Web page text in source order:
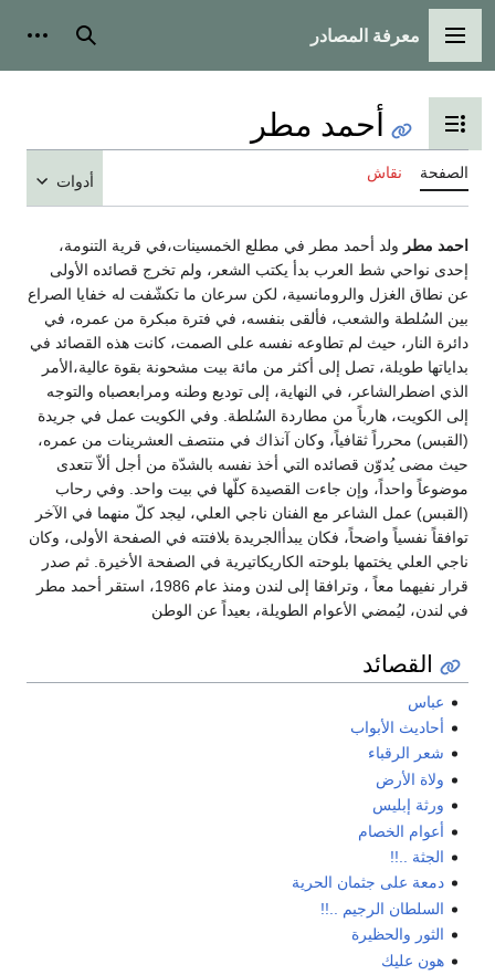
القائمة الرئيسية
معرفة المصادر بحث
تبديل عرض جدول المحتويات
أحمد مطر
الصفحة نقاش أدوات
احمد مطر ولد أحمد مطر في مطلع الخمسينات،في قرية التنومة،
إحدى نواحي شط العرب بدأ يكتب الشعر، ولم تخرج قصائده الأولى
عن نطاق الغزل والرومانسية، لكن سرعان ما تكشّفت له خفايا الصراع
بين السُلطة والشعب، فألقى بنفسه، في فترة مبكرة من عمره، في
دائرة النار، حيث لم تطاوعه نفسه على الصمت، كانت هذه القصائد في
بداياتها طويلة، تصل إلى أكثر من مائة بيت مشحونة بقوة عالية،الأمر
الذي اضطرالشاعر، في النهاية، إلى توديع وطنه ومرابعصباه والتوجه
إلى الكويت، هارباً من مطاردة السُلطة. وفي الكويت عمل في جريدة
(القبس) محرراً ثقافياً، وكان آنذاك في منتصف العشرينات من عمره،
حيث مضى يُدوّن قصائده التي أخذ نفسه بالشدّة من أجل ألاّ تتعدى
موضوعاً واحداً، وإن جاءت القصيدة كلّها في بيت واحد. وفي رحاب
(القبس) عمل الشاعر مع الفنان ناجي العلي، ليجد كلّ منهما في الآخر
توافقاً نفسياً واضحاً، فكان يبدأالجريدة بلافتته في الصفحة الأولى، وكان
ناجي العلي يختمها بلوحته الكاريكاتيرية في الصفحة الأخيرة. ثم صدر
قرار نفيهما معاً ، وترافقا إلى لندن ومنذ عام 1986، استقر أحمد مطر
في لندن، ليُمضي الأعوام الطويلة، بعيداً عن الوطن
القصائد
عباس
أحاديث الأبواب
شعر الرقباء
ولاة الأرض
ورثة إبليس
أعوام الخصام
الجثة ..!!
دمعة على جثمان الحرية
السلطان الرجيم ..!!
الثور والحظيرة
هون عليك